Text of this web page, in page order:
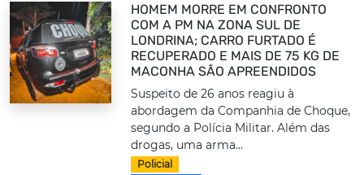
HOMEM MORRE EM CONFRONTO
COM A PM NA ZONA SUL DE
LONDRINA; CARRO FURTADO É
RECUPERADO E MAIS DE 75 KG DE
MACONHA SÃO APREENDIDOS
Suspeito de 26 anos reagiu à
abordagem da Companhia de Choque,
segundo a Polícia Militar. Além das
drogas, uma arma...
Policial